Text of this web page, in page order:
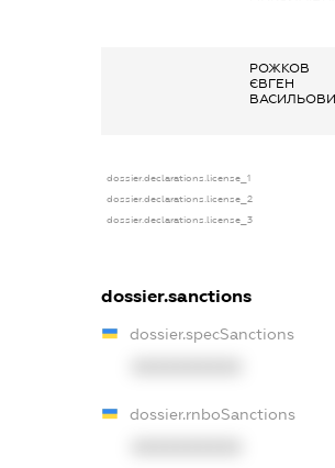
РОЖКОВ
ЄВГЕН
dossier.declarations.license_1
dossier.declarations.license_2
dossier.declarations.license_3
dossier.sanctions
dossier.specSanctions
dossier.rnboSanctions